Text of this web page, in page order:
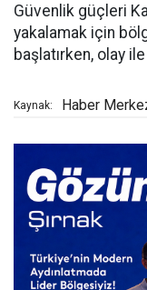
Güvenlik güçleri
yakalamak için
başlatırken, olay
Kaynak: Haber